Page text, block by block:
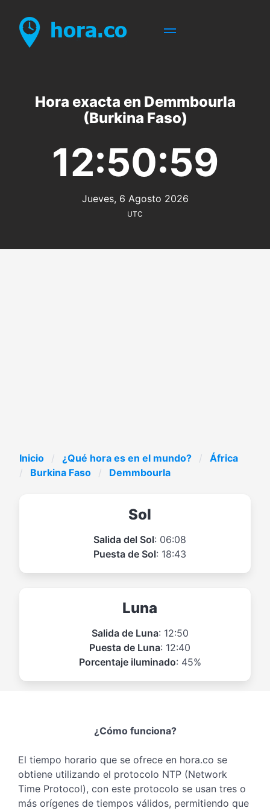
Hora exacta en Demmbourla
(Burkina Faso)
12:50:59
Jueves, 6 Agosto 2026
UTC
Inicio ¿Qué hora es en el mundo?
África
Burkina Faso
Demmbourla
Sol
Salida del Sol: 06:08
Puesta de Sol: 18:43
Luna
Salida de Luna: 12:50
Puesta de Luna: 12:40
Porcentaje iluminado: 45%
¿Cómo funciona?
El tiempo horario que se ofrece en hora.co se
obtiene utilizando el protocolo NTP (Network
Time Protocol), con este protocolo se usan tres o
más orígenes de tiempos válidos, permitiendo que